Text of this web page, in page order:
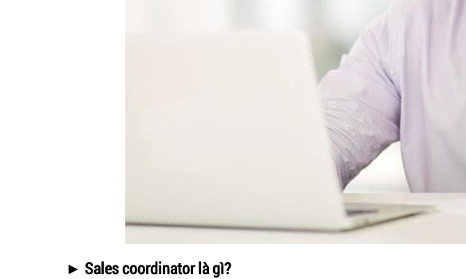
► Sales coordinator là gì?